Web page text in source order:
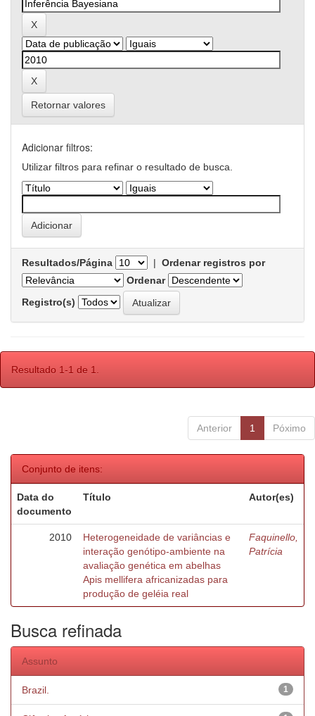
Retornar valores
Adicionar filtros:
Utilizar filtros para refinar o resultado de busca.
Resultados/Página | Ordenar registros por
Ordenar
Registro(s)
Resultado 1-1 de 1.
Anterior 1 Póximo
Conjunto de itens:
Data do
documento
Título Autor(es)
2010
Heterogeneidade de variâncias e
interação genótipo-ambiente na
avaliação genética em abelhas
Apis mellifera africanizadas para
produção de geléia real
Faquinello,
Patrícia
Busca refinada
Assunto
1
Brazil.